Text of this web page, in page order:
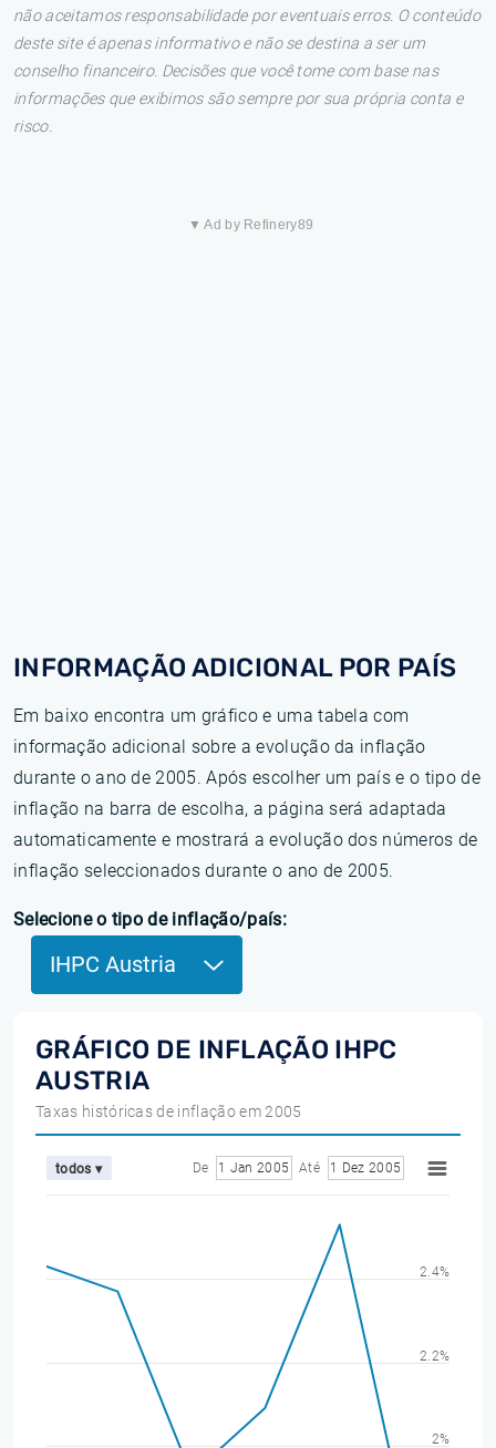
não aceitamos responsabilidade por eventuais erros. O conteúdo
deste site é apenas informativo e não se destina a ser um
conselho financeiro. Decisões que você tome com base nas
informações que exibimos são sempre por sua própria conta e
risco.
▼ Ad by Refinery89
INFORMAÇÃO ADICIONAL POR PAÍS
Em baixo encontra um gráfico e uma tabela com
informação adicional sobre a evolução da inflação
durante o ano de 2005. Após escolher um país e o tipo de
inflação na barra de escolha, a página será adaptada
automaticamente e mostrará a evolução dos números de
inflação seleccionados durante o ano de 2005.
Selecione o tipo de inflação/país:
IHPC Austria
GRÁFICO DE INFLAÇÃO IHPC
AUSTRIA
Taxas históricas de inflação em 2005
todos ▾ De 1 Jan 2005 Até 1 Dez 2005
2%
2.2%
2.4%